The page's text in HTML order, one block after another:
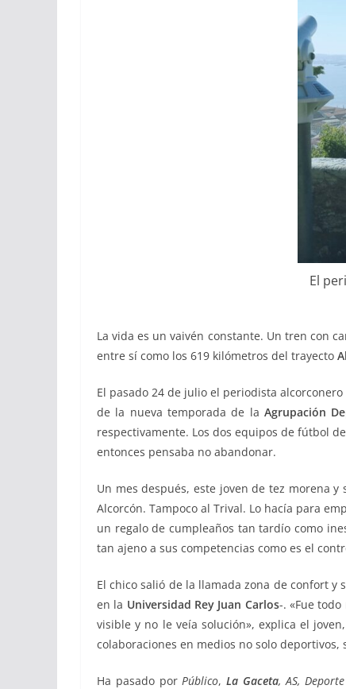
El
La vida es un vaivén constante. Un tren con
entre sí como los 619 kilómetros del trayecto
El pasado 24 de julio el periodista alcorconero
de la nueva temporada de laAgrupación
respectivamente. Los dos equipos de fútbol
entonces pensaba no abandonar.
Un mes después, este joven de tez morena
Alcorcón. Tampoco al Trival. Lo hacía para
un regalo de cumpleaños tan tardío como
tan ajeno a sus competencias como es el
El chico salió de la llamada zona de confort
en la Universidad Rey Juan Carlos-. «Fue
visible y no le veía solución», explica el
colaboraciones en medios no solo
Ha pasado por Público,La Gaceta, AS,